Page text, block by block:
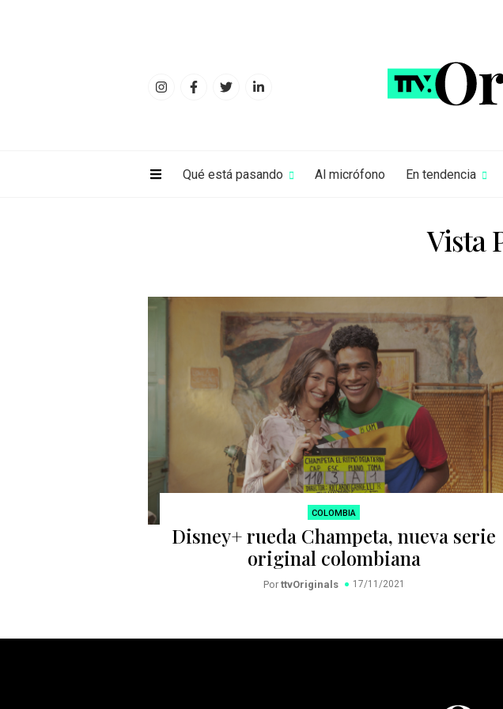
Qué está pasando Al micrófono En tendencia
Vista
COLOMBIA
Disney+ rueda Champeta, nueva serie
original colombiana
Por ttvOriginals 17/11/2021